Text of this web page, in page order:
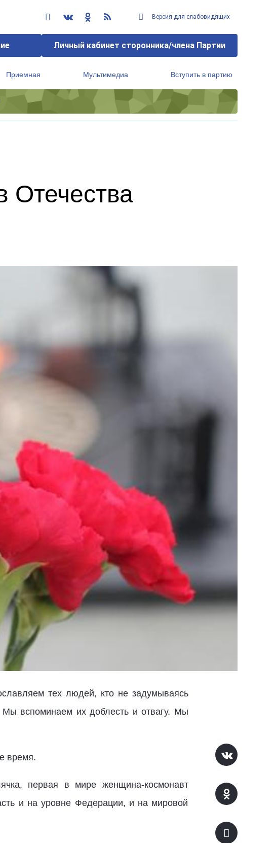
Версия для слабовидящих
Личный кабинет сторонника/члена Партии
Приемная Мультимедиа Вступить в партию
Отечества
тех людей, кто не задумываясь
Мы вспоминаем их доблесть и отвагу. Мы
время.
первая в мире женщина-космонавт
и на уровне Федерации, и на мировой